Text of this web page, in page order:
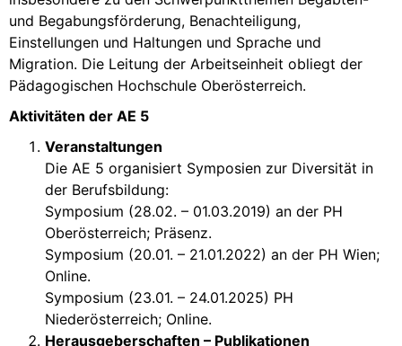
und Begabungsförderung, Benachteiligung,
Einstellungen und Haltungen und Sprache und
Migration. Die Leitung der Arbeitseinheit obliegt der
Pädagogischen Hochschule Oberösterreich.
Aktivitäten der AE 5
Veranstaltungen
Die AE 5 organisiert Symposien zur Diversität in
der Berufsbildung:
Symposium (28.02. – 01.03.2019) an der PH
Oberösterreich; Präsenz.
Symposium (20.01. – 21.01.2022) an der PH Wien;
Online.
Symposium (23.01. – 24.01.2025) PH
Niederösterreich; Online.
Herausgeberschaften – Publikationen